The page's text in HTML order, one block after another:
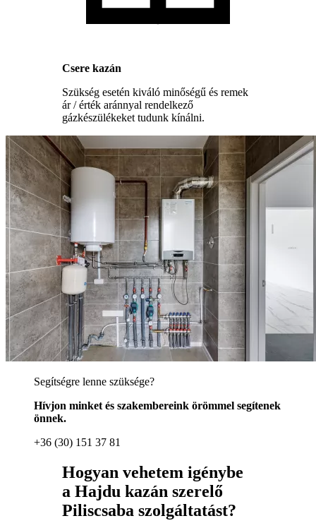
Csere kazán
Szükség esetén kiváló minőségű és remek
ár / érték aránnyal rendelkező
gázkészülékeket tudunk kínálni.
Segítségre lenne szüksége?
Hívjon minket és szakembereink örömmel segítenek
önnek.
+36 (30) 151 37 81
Hogyan vehetem igénybe
a Hajdu kazán szerelő
Piliscsaba szolgáltatást?